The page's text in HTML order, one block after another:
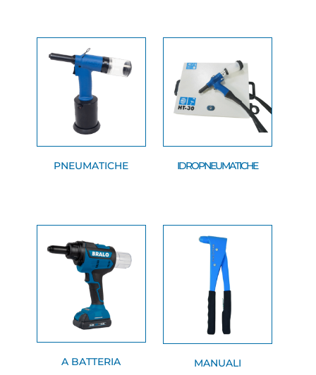
PNEUMATICHE IDROPNEUMATICHE
A BATTERIA MANUALI